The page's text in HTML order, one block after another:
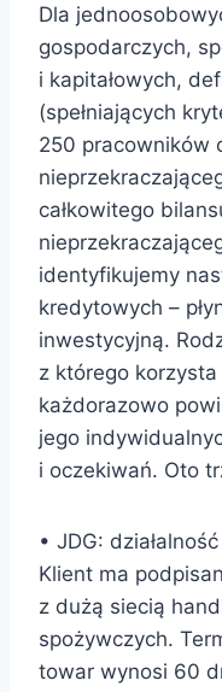
Dla
gospodarczych,
i kapitałowych,
(spełniających
250 pracowników
całkowitego
identyfikujemy
kredytowych –
inwestycyjną.
z którego
każdorazowo
jego
i oczekiwań. Oto
• JDG:
Klient ma
z dużą siecią
spożywczych.
towar wynosi 60